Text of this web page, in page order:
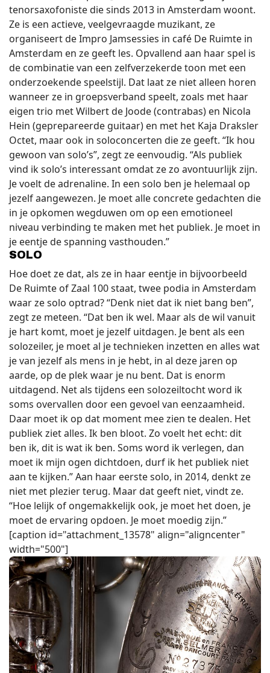
tenorsaxofoniste die sinds 2013 in Amsterdam woont.
Ze is een actieve, veelgevraagde muzikant, ze
organiseert de Impro Jamsessies in café De Ruimte in
Amsterdam en ze geeft les. Opvallend aan haar spel is
de combinatie van een zelfverzekerde toon met een
onderzoekende speelstijl. Dat laat ze niet alleen horen
wanneer ze in groepsverband speelt, zoals met haar
eigen trio met Wilbert de Joode (contrabas) en Nicola
Hein (geprepareerde guitaar) en met het Kaja Draksler
Octet, maar ook in soloconcerten die ze geeft. “Ik hou
gewoon van solo’s”, zegt ze eenvoudig. “Als publiek
vind ik solo’s interessant omdat ze zo avontuurlijk zijn.
Je voelt de adrenaline. In een solo ben je helemaal op
jezelf aangewezen. Je moet alle concrete gedachten die
in je opkomen wegduwen om op een emotioneel
niveau verbinding te maken met het publiek. Je moet in
je eentje de spanning vasthouden.”
SOLO
Hoe doet ze dat, als ze in haar eentje in bijvoorbeeld
De Ruimte of Zaal 100 staat, twee podia in Amsterdam
waar ze solo optrad? “Denk niet dat ik niet bang ben”,
zegt ze meteen. “Dat ben ik wel. Maar als de wil vanuit
je hart komt, moet je jezelf uitdagen. Je bent als een
solozeiler, je moet al je technieken inzetten en alles wat
je van jezelf als mens in je hebt, in al deze jaren op
aarde, op de plek waar je nu bent. Dat is enorm
uitdagend. Net als tijdens een solozeiltocht word ik
soms overvallen door een gevoel van eenzaamheid.
Daar moet ik op dat moment mee zien te dealen. Het
publiek ziet alles. Ik ben bloot. Zo voelt het echt: dit
ben ik, dit is wat ik ben. Soms word ik verlegen, dan
moet ik mijn ogen dichtdoen, durf ik het publiek niet
aan te kijken.” Aan haar eerste solo, in 2014, denkt ze
niet met plezier terug. Maar dat geeft niet, vindt ze.
“Hoe lelijk of ongemakkelijk ook, je moet het doen, je
moet de ervaring opdoen. Je moet moedig zijn.”
[caption id="attachment_13578" align="aligncenter"
width="500"]